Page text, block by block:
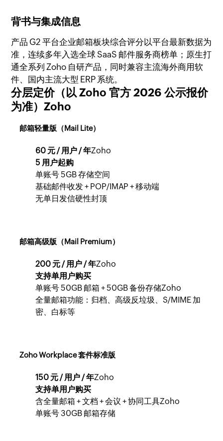
背书与集成信息
产品 G2 平台企业邮箱板块综合评分以平台最新数据为
准，连续多年入选全球 SaaS 邮件服务商榜单；原生打
通全系列 Zoho 自研产品，同时兼容主流海外商用软
件、国内主流大型 ERP 系统。
分层定价（以 Zoho 官方 2026 公示报价
为准）Zoho
邮箱轻量版（Mail Lite）
60 元 / 用户 / 年Zoho
5 用户起购
单账号 5GB 存储空间
基础邮件收发 + POP/IMAP + 移动端
无单日发信硬性封顶
邮箱高级版（Mail Premium）
200 元 / 用户 / 年Zoho
支持单用户购买
单账号 50GB 邮箱 + 50GB 备份存储Zoho
全量邮箱功能：归档、高级反垃圾、S/MIME 加
密、白标等
Zoho Workplace 套件标准版
150 元 / 用户 / 年Zoho
支持单用户购买
含全量邮箱 + 文档 + 会议 + 协同工具Zoho
单账号 30GB 邮箱存储